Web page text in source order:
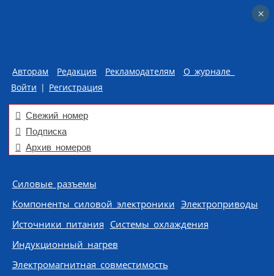
Авторам Редакция Рекламодателям
О журнале
Войти | Регистрация
Свежий номер
Подписка
Архив номеров
Skip to content
Силовые разъемы
Компоненты силовой электроники Электроприводы
Источники питания Системы охлаждения
Индукционный нагрев
Электромагнитная совместимость
×
×